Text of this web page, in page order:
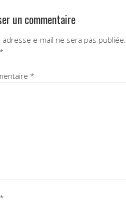
un commentaire
adresse e-mail ne sera pas publiée.
*
*
*